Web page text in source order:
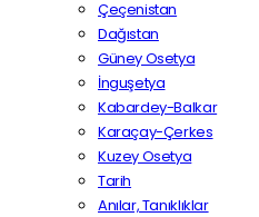
Çeçenistan
Dağıstan
Güney Osetya
İnguşetya
Kabardey-Balkar
Karaçay-Çerkes
Kuzey Osetya
Tarih
Anılar, Tanıklıklar